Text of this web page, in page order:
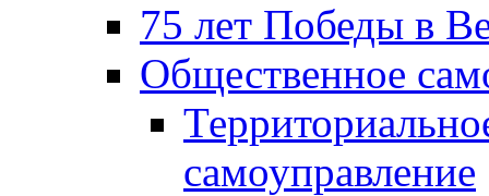
75 лет Победы в
Общественное
самоуправление